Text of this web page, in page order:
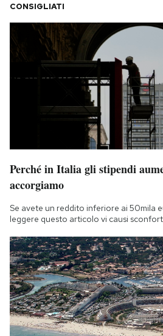
CONSIGLIATI
Perché in Italia gli stipendi
accorgiamo
Se avete un reddito inferiore ai 50mila
leggere questo articolo vi causi